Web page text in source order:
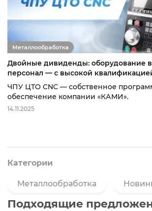
Металлообработка
Двойные дивиденды: оборудование
персонал — с высокой
ЧПУ ЦТО CNC — собственное
обеспечение компании «КАМИ».
14.11.2025
Категории
Металлообработка
Подходящие